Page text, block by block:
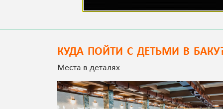
КУДА ПОЙТИ С ДЕТЬМИ В
Места в деталях